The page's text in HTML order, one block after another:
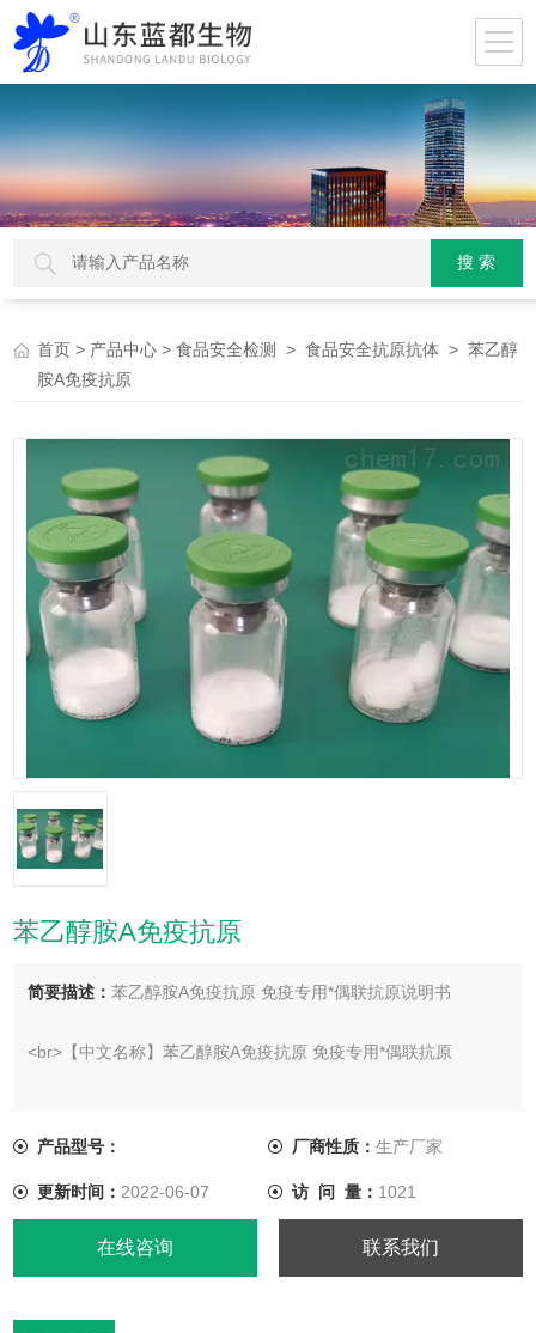
首页 > 产品中心 >食品安全检测 >食品安全抗原抗体 > 苯乙醇
胺A免疫抗原
苯乙醇胺A免疫抗原
简要描述：苯乙醇胺A免疫抗原 免疫专用*偶联抗原说明书
<br>【中文名称】苯乙醇胺A免疫抗原 免疫专用*偶联抗原
产品型号： 厂商性质： 生产厂家
更新时间： 2022-06-07 访 问 量： 1021
在线咨询 联系我们